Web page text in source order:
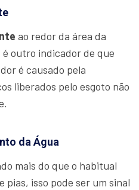
ao redor da área da
outro indicador de que
é causado pela
liberados pelo esgoto não
da Água
mais do que o habitual
pias, isso pode ser um sinal